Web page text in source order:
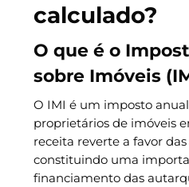
calculado?
O que é o
sobre Imóveis
O IMI é um imposto
proprietários de imóveis
receita reverte a favor
constituindo uma
financiamento das